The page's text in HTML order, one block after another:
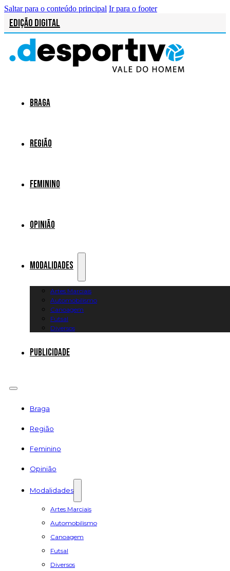
Saltar para o conteúdo principal Ir para o footer
Edição Digital
Braga
Região
Feminino
Opinião
Modalidades
Artes Marciais
Automobilismo
Canoagem
Futsal
Diversos
Publicidade
Braga
Região
Feminino
Opinião
Modalidades
Artes Marciais
Automobilismo
Canoagem
Futsal
Diversos